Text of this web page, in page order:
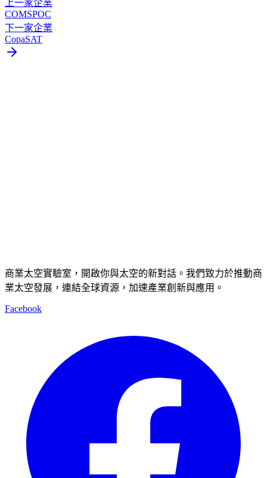
上一家企業
COMSPOC
下一家企業
CopaSAT
商業太空實驗室，開啟你與太空的新對話。我們致力於推動商
業太空發展，連結全球資源，加速產業創新與應用。
Facebook